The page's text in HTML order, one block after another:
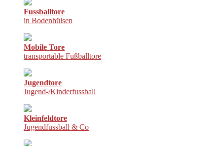
Fussballtore
in Bodenhülsen
Mobile Tore
transportable Fußballtore
Jugendtore
Jugend-/Kinderfussball
Kleinfeldtore
Jugendfussball & Co